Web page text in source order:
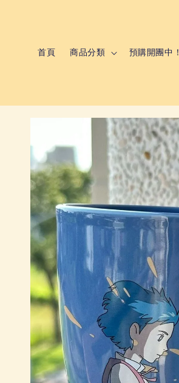
首頁 商品分類 預購開團中！